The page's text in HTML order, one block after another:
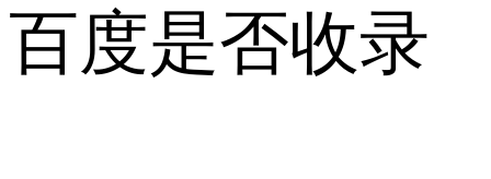
百度是否收录